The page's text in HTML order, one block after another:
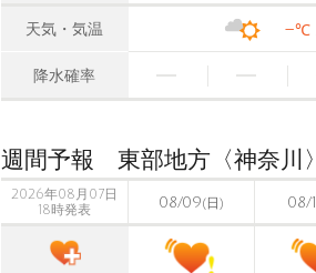
天気・気温 -℃
降水確率
週間予報 東部地方〈神奈川〉
2026年08月07日
18時発表
08/09(日) 08/